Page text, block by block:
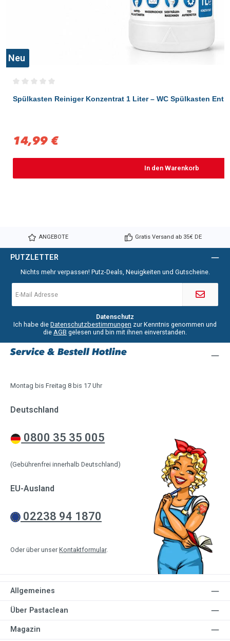
Neu
Spülkasten Reiniger Konzentrat 1 Liter – WC Spülkasten
Verkaufspreis:
14,99 €
In den Warenkorb
ANGEBOTE Gratis Versand ab 35€ DE
PUTZLETTER
Nichts mehr verpassen! Putz-Deals, Neuigkeiten und Gutscheine.
Mail-
Datenschutz
Ich habe die Datenschutzbestimmungen zur Kenntnis genommen und
die AGB gelesen und bin mit ihnen einverstanden.
Service & Bestell Hotline
Montag bis Freitag 8 bis 17 Uhr
Deutschland
0800 35 35 005
(Gebührenfrei innerhalb Deutschland)
EU-Ausland
02238 94 1870
Oder über unser Kontaktformular.
Allgemeines
Über Pastaclean
Magazin